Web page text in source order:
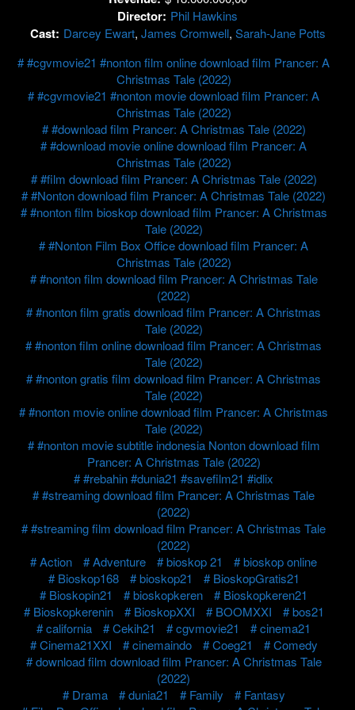
Director: Phil Hawkins
Cast: Darcey Ewart, James Cromwell, Sarah-Jane Potts
#cgvmovie21 #nonton film online download film Prancer: A
Christmas Tale (2022)
#cgvmovie21 #nonton movie download film Prancer: A
Christmas Tale (2022)
#download film Prancer: A Christmas Tale (2022)
#download movie online download film Prancer: A
Christmas Tale (2022)
#film download film Prancer: A Christmas Tale (2022)
#Nonton download film Prancer: A Christmas Tale (2022)
#nonton film bioskop download film Prancer: A Christmas
Tale (2022)
#Nonton Film Box Office download film Prancer: A
Christmas Tale (2022)
#nonton film download film Prancer: A Christmas Tale
(2022)
#nonton film gratis download film Prancer: A Christmas
Tale (2022)
#nonton film online download film Prancer: A Christmas
Tale (2022)
#nonton gratis film download film Prancer: A Christmas
Tale (2022)
#nonton movie online download film Prancer: A Christmas
Tale (2022)
#nonton movie subtitle indonesia Nonton download film
Prancer: A Christmas Tale (2022)
#rebahin #dunia21 #savefilm21 #idlix
#streaming download film Prancer: A Christmas Tale
(2022)
#streaming film download film Prancer: A Christmas Tale
(2022)
Action
Adventure bioskop 21
bioskop online
Bioskop168
bioskop21
BioskopGratis21
Bioskopin21
bioskopkeren
Bioskopkeren21
Bioskopkerenin
BioskopXXI BOOMXXI
bos21
california
Cekih21 cgvmovie21
cinema21
Cinema21XXI
cinemaindo Coeg21
Comedy
download film download film Prancer: A Christmas Tale
(2022)
Drama
dunia21 Family
Fantasy